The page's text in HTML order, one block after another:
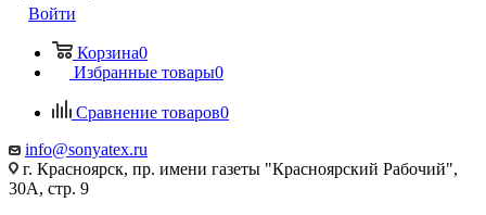
Войти
Корзина0
Избранные товары0
Сравнение товаров0
info@sonyatex.ru
г. Красноярск, пр. имени газеты "Красноярский Рабочий",
30А, стр. 9